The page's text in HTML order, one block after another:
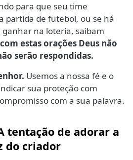
para que seu time
partida de futebol, ou se há
na loteria, saibam
com estas orações Deus não
serão respondidas.
Usemos a nossa fé e o
sua proteção com
com a sua palavra.
tentação de adorar a
do criador